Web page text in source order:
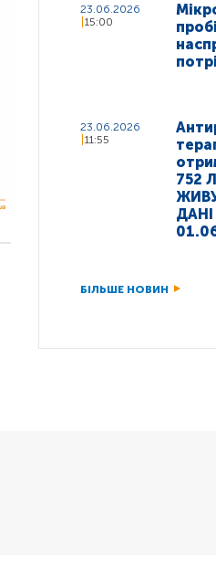
23.06.2026
15:00
23.06.2026
11:55
752
БІЛЬШЕ НОВИН